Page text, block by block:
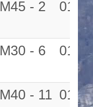
M45 - 2
M30 - 6
M40 - 11